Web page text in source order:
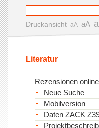
Druckansicht aA aA
Literatur
Rezensionen
Neue Suche
Mobilversion
Daten ZACK